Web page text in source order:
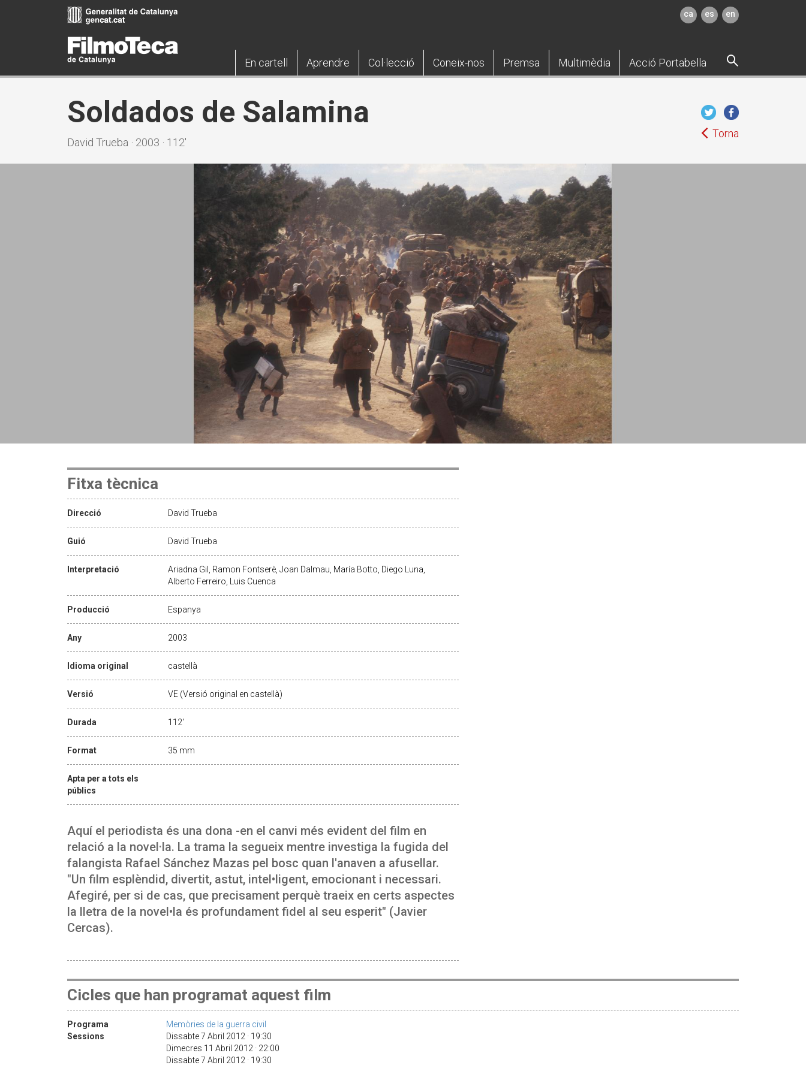
ca es en
En cartell Aprendre Col·lecció Coneix-nos Premsa Multimèdia Acció Portabella
Soldados de Salamina
David Trueba · 2003 · 112'
Torna
Fitxa tècnica
Direcció David Trueba
Guió David Trueba
Interpretació
Ariadna Gil, Ramon Fontserè, Joan Dalmau, María Botto, Diego Luna,
Alberto Ferreiro, Luis Cuenca
Producció Espanya
Any 2003
Idioma original castellà
Versió VE (Versió original en castellà)
Durada 112'
Format 35 mm
Apta per a tots els
públics
Aquí el periodista és una dona -en el canvi més evident del film en
relació a la novel·la. La trama la segueix mentre investiga la fugida del
falangista Rafael Sánchez Mazas pel bosc quan l'anaven a afusellar.
"Un film esplèndid, divertit, astut, intel•ligent, emocionant i necessari.
Afegiré, per si de cas, que precisament perquè traeix en certs aspectes
la lletra de la novel•la és profundament fidel al seu esperit" (Javier
Cercas).
Cicles que han programat aquest film
Programa
Memòries de la guerra civil
Sessions
Dissabte 7 Abril 2012 · 19:30
Dimecres 11 Abril 2012 · 22:00
Dissabte 7 Abril 2012 · 19:30